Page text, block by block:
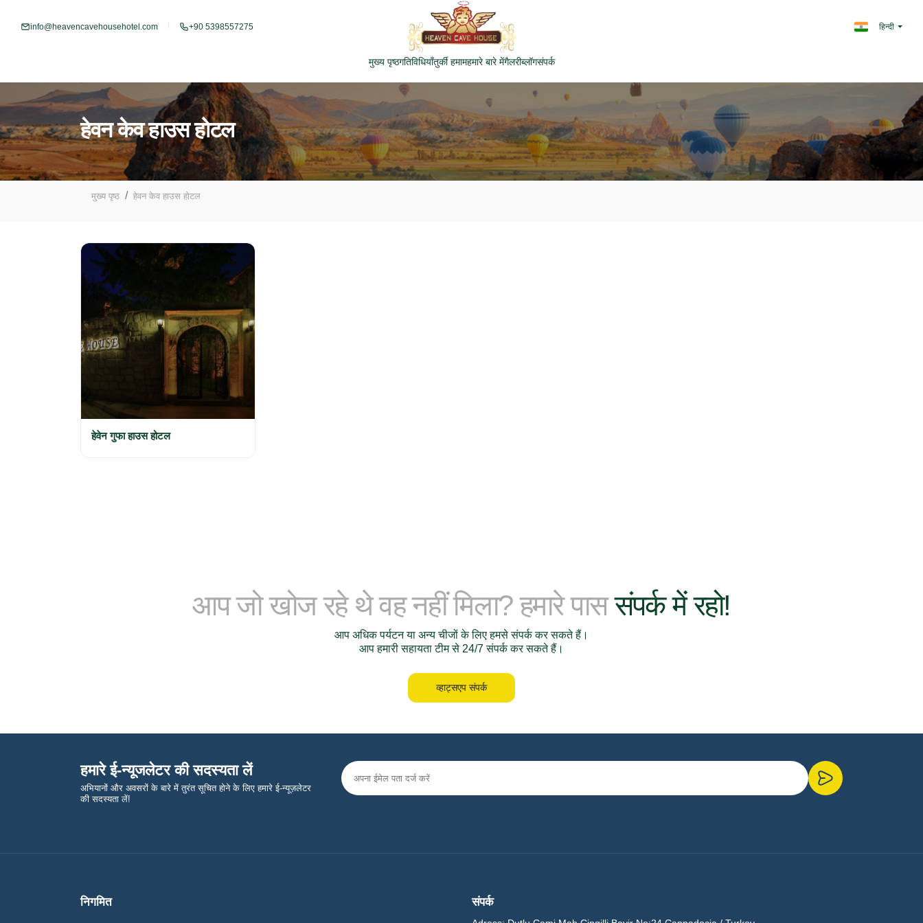
info@heavencavehousehotel.com +90 5398557275 हिन्दी
मुख्य पृष्ठगतिविधियाँतुर्की हमामहमारे बारे मेंगैलरीब्लॉगसंपर्क
हेवन केव हाउस होटल
मुख्य पृष्ठ हेवन केव हाउस होटल
हेवेन गुफा हाउस होटल
आप जो खोज रहे थे वह नहीं मिला? हमारे पाससंपर्क में रहो!
आप अधिक पर्यटन या अन्य चीजों के लिए हमसे संपर्क कर सकते हैं।
आप हमारी सहायता टीम से 24/7 संपर्क कर सकते हैं।
व्हाट्सएप संपर्क
हमारे ई-न्यूजलेटर की सदस्यता लें
अभियानों और अवसरों के बारे में तुरंत सूचित होने के लिए हमारे ई-न्यूज़लेटर
की सदस्यता लें!
निगमित संपर्क